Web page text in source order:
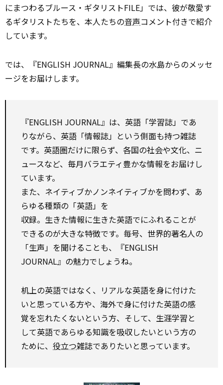
にまつわるブルース・ギタリストFILE」では、彼が敬愛す
るギタリストたちを、本人たちの音声コメント付きで紹介
しています。
では、『ENGLISH JOURNAL』編集長の水島からのメッセ
ージをお届けします。
『ENGLISH JOURNAL』は、英語「学習誌」であ
りながら、英語「情報誌」という側面も持つ雑誌
です。英語圏だけに限らず、各国の社会や文化、ニ
ュースなど、毎月バラエティ豊かな情報をお届けし
ています。
また、ネイティブかノンネイティブかを問わず、あ
らゆる種類の「英語」を
収録。生きた情報に生きた英語でにふれることが
できるのが大きな特徴です。毎号、世界的著名人の
「生声」を聞けることも、『ENGLISH
JOURNAL』の魅力でしょうね。
机上の英語ではなく、リアルな英語を身に付けた
いと思っている方や、海外で身に付けた英語の感
覚を忘れたくないという方、そして、生涯学習と
して英語であらゆる知識を吸収したいという方の
ために、 役立つ雑誌でありたいと思っています。